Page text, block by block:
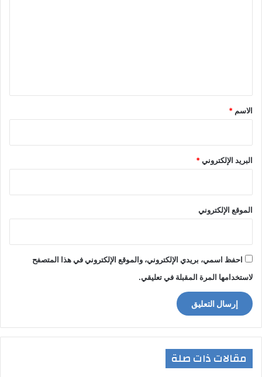
*
الاسم *
البريد الإلكتروني*
الموقع الإلكتروني
احفظ اسمي، بريدي الإلكتروني، والموقع الإلكتروني في هذا المتصفح
لاستخدامها المرة المقبلة في تعليقي.
مقالات ذات صلة